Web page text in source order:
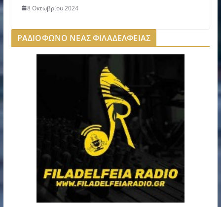
8 Οκτωβρίου 2024
ΡΑΔΙΟΦΩΝΟ ΝΕΑΣ ΦΙΛΑΔΕΛΦΕΙΑΣ